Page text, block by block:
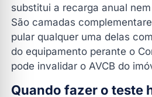
substitui a recarga anual
São camadas
pular qualquer uma delas
do equipamento perante o
pode invalidar o AVCB do
Quando fazer o teste